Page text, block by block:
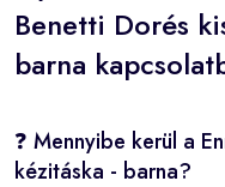
Benetti Dorés
barna
❓ Mennyibe kerül a
kézitáska - barna?